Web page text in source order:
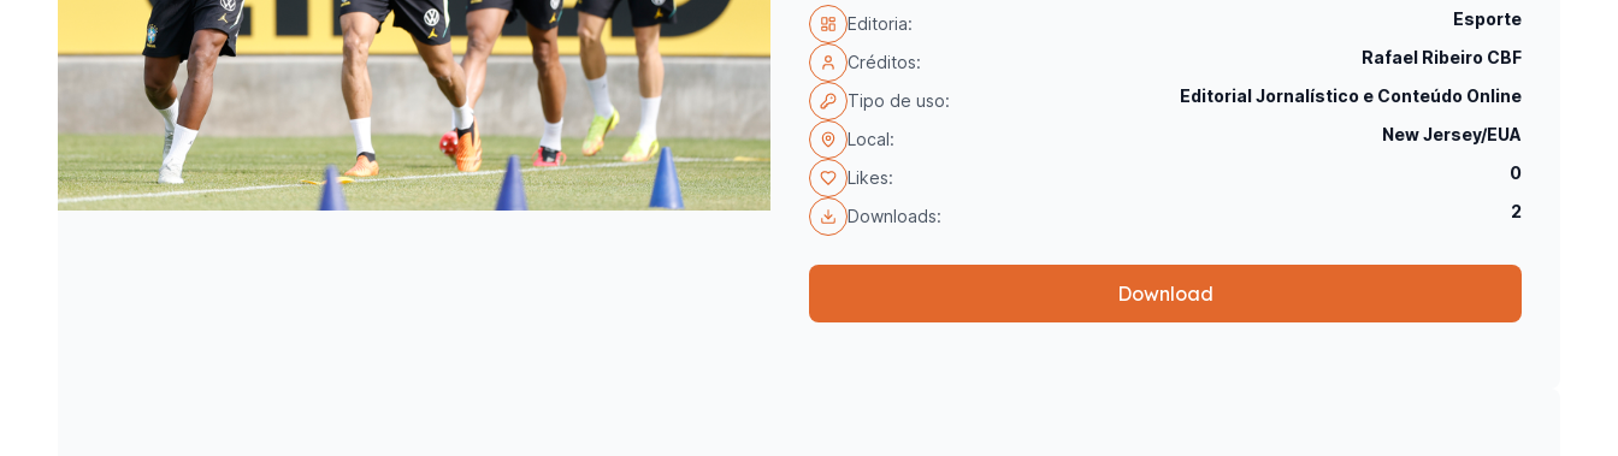
Editoria: Esporte
Créditos: Rafael Ribeiro CBF
Tipo de uso: Editorial Jornalístico e Conteúdo Online
Local: New Jersey/EUA
Likes: 0
Downloads: 2
Download